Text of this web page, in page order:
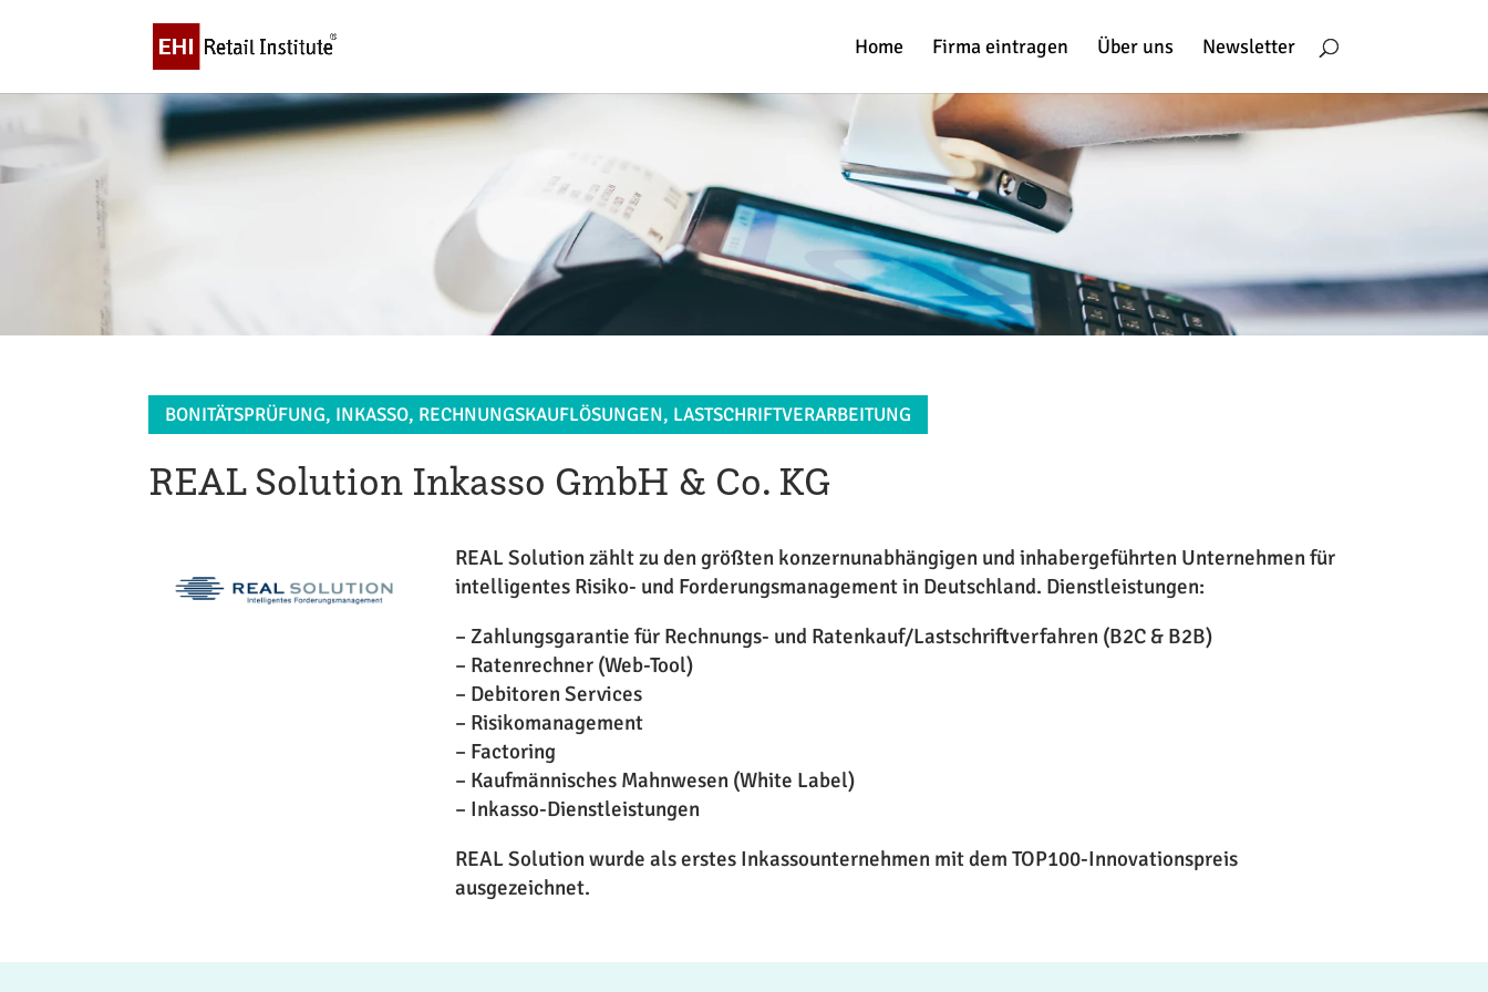
Home Firma eintragen Über uns Newsletter
BONITÄTSPRÜFUNG, INKASSO, RECHNUNGSKAUFLÖSUNGEN, LASTSCHRIFTVERARBEITUNG
REAL Solution Inkasso GmbH & Co. KG
REAL Solution zählt zu den größten konzernunabhängigen und inhabergeführten Unternehmen für
intelligentes Risiko- und Forderungsmanagement in Deutschland. Dienstleistungen:
– Zahlungsgarantie für Rechnungs- und Ratenkauf/Lastschriftverfahren (B2C & B2B)
– Ratenrechner (Web-Tool)
– Debitoren Services
– Risikomanagement
– Factoring
– Kaufmännisches Mahnwesen (White Label)
– Inkasso-Dienstleistungen
REAL Solution wurde als erstes Inkassounternehmen mit dem TOP100-Innovationspreis
ausgezeichnet.